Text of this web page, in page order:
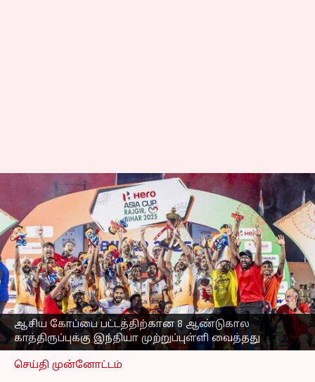
ஆசிய கோப்பை பட்டத்திற்கான 8 ஆண்டுகால
காத்திருப்புக்கு இந்தியா முற்றுப்புள்ளி வைத்தது
ஆசிய கோப்பை:
கொரியாவை 4-1 என்ற
கணக்கில் வீழ்த்தி உலகக்
கோப்பைக்கான
தகுதியைப் பெற்றது
இந்தியா
எழுதியவர் Venkatalakshmi V Sep 08, 2025 08:15 am
செய்தி முன்னோட்டம்